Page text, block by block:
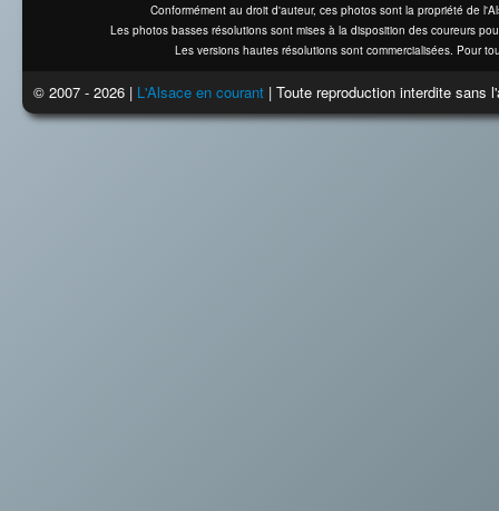
Conformément au droit d'auteur, ces photos sont la propriété de
Les photos basses résolutions sont mises à la disposition des coureurs
Les versions hautes résolutions sont commercialisées. Pour
© 2007 - 2026 | L'Alsace en courant | Toute reproduction interdite sans